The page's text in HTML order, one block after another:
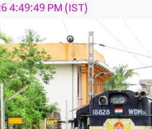
PM (IST)